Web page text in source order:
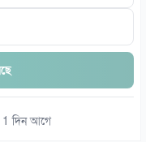
দিন আগে